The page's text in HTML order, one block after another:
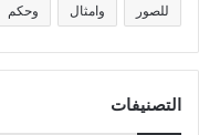
للصور وامثال وحكم
التصنيفات